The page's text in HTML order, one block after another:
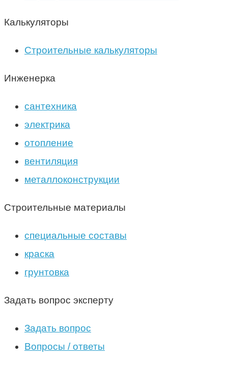
Калькуляторы
Строительные калькуляторы
Инженерка
сантехника
электрика
отопление
вентиляция
металлоконструкции
Строительные материалы
специальные составы
краска
грунтовка
Задать вопрос эксперту
Задать вопрос
Вопросы / ответы